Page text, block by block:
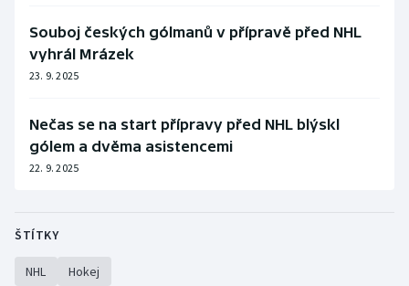
Souboj českých gólmanů v přípravě před NHL
vyhrál Mrázek
23. 9. 2025
Nečas se na start přípravy před NHL blýskl
gólem a dvěma asistencemi
22. 9. 2025
ŠTÍTKY
NHL Hokej